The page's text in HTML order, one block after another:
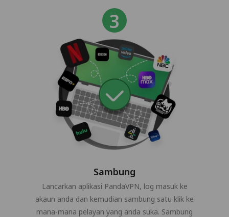
Sambung
Lancarkan aplikasi PandaVPN, log masuk ke
akaun anda dan kemudian sambung satu klik ke
mana-mana pelayan yang anda suka. Sambung